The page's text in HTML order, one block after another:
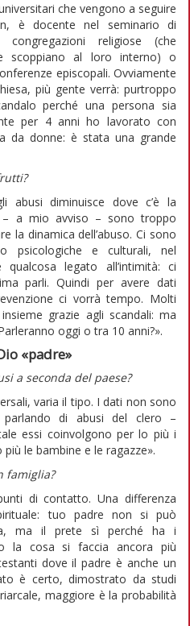
che vengono a seguire
è docente nel seminario di
congregazioni religiose (che
scoppiano al loro interno) o
episcopali. Ovviamente
più gente verrà: purtroppo
perché una persona sia
per 4 anni ho lavorato con
da donne: è stata una grande
abusi diminuisce dove c’è la
a mio avviso – sono troppo
la dinamica dell’abuso. Ci sono
psicologiche e culturali, nel
legato all’intimità: ci
parli. Quindi per avere dati
ci vorrà tempo. Molti
grazie agli scandali: ma
oggi o tra 10 anni?».
«padre»
a seconda del paese?
varia il tipo. I dati non sono
di abusi del clero –
essi coinvolgono per lo più i
le bambine e le ragazze».
famiglia?
di contatto. Una differenza
tuo padre non si può
ma il prete sì perché ha i
la cosa si faccia ancora più
dove il padre è anche un
è certo, dimostrato da studi
maggiore è la probabilità